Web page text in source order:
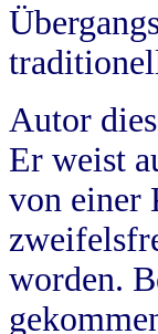
Autor
Er weist
von einer
worden.